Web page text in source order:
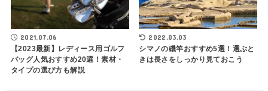
2021.07.06
【2023最新】レディース用ゴルフ
バッグ人気おすすめ20選！素材・
タイプの選び方も解説
2022.03.03
シマノの磯竿おすすめ5選！選ぶと
きは長さをしっかり見ておこう